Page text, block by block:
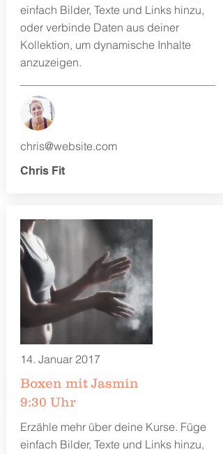
einfach Bilder, Texte und Links hinzu,
oder verbinde Daten aus deiner
Kollektion, um dynamische Inhalte
anzuzeigen.
chris@website.com
Chris Fit
14. Januar 2017
Boxen mit Jasmin
9:30 Uhr
Erzähle mehr über deine Kurse. Füge
einfach Bilder, Texte und Links hinzu,